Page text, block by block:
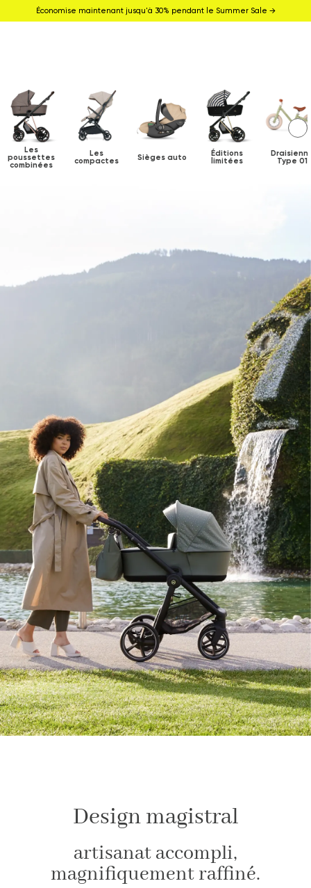
Économise maintenant jusqu'à 30% pendant le Summer Sale →
Les
poussettes
combinées
Les
compactes Sièges auto Éditions
limitées Type 01
Design magistral
artisanat accompli,
magnifiquement raffiné.